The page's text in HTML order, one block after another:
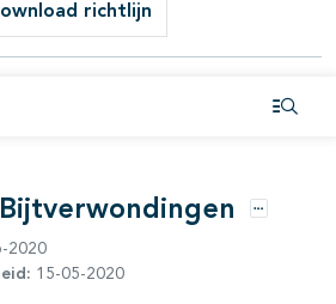
richtlijn
Opties
2020
15-05-2020